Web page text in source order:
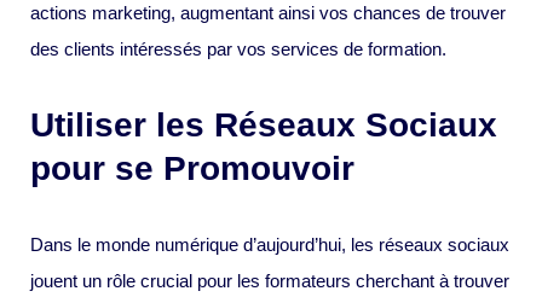
actions marketing, augmentant ainsi vos chances de trouver
des clients intéressés par vos services de formation.
Utiliser les Réseaux Sociaux
pour se Promouvoir
Dans le monde numérique d’aujourd’hui, les réseaux sociaux
jouent un rôle crucial pour les formateurs cherchant à trouver